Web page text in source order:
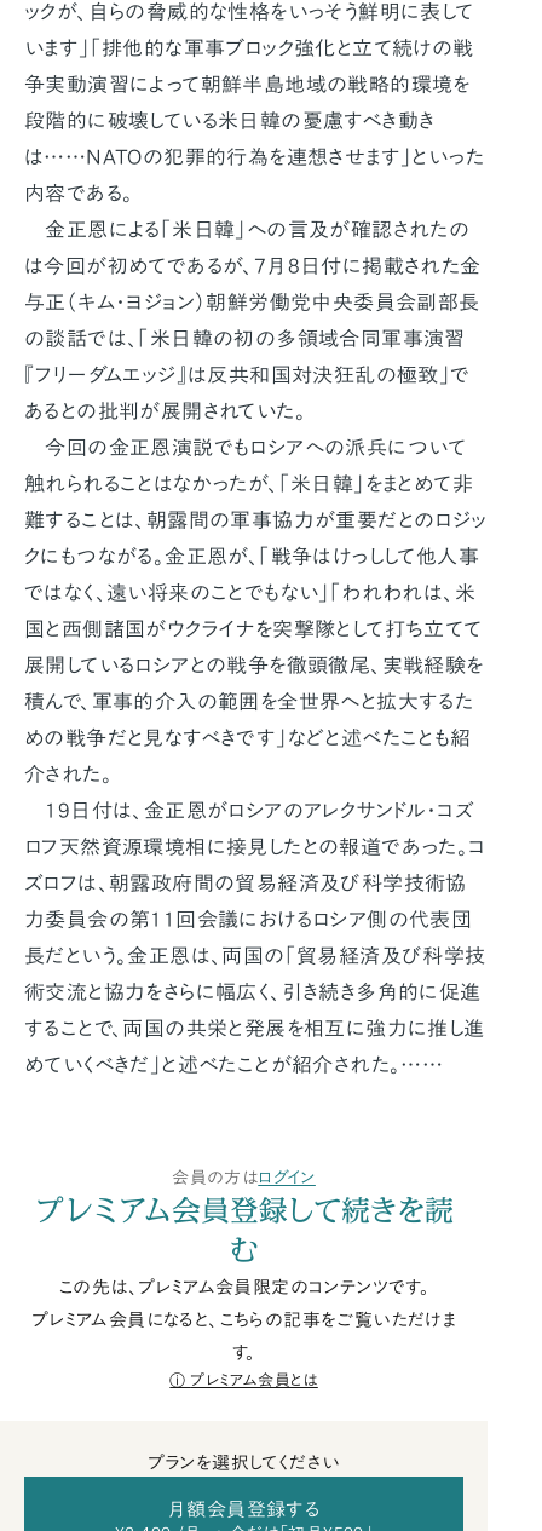
ックが、自らの脅威的な性格をいっそう鮮明に表して
います」「排他的な軍事ブロック強化と立て続けの戦
争実動演習によって朝鮮半島地域の戦略的環境を
段階的に破壊している米日韓の憂慮すべき動き
は……NATOの犯罪的行為を連想させます」といった
内容である。
金正恩による「米日韓」への言及が確認されたの
は今回が初めてであるが、7月8日付に掲載された金
与正（キム・ヨジョン）朝鮮労働党中央委員会副部長
の談話では、「米日韓の初の多領域合同軍事演習
『フリーダムエッジ』は反共和国対決狂乱の極致」で
あるとの批判が展開されていた。
今回の金正恩演説でもロシアへの派兵について
触れられることはなかったが、「米日韓」をまとめて非
難することは、朝露間の軍事協力が重要だとのロジッ
クにもつながる。金正恩が、「戦争はけっしして他人事
ではなく、遠い将来のことでもない」「われわれは、米
国と西側諸国がウクライナを突撃隊として打ち立てて
展開しているロシアとの戦争を徹頭徹尾、実戦経験を
積んで、軍事的介入の範囲を全世界へと拡大するた
めの戦争だと見なすべきです」などと述べたことも紹
介された。
19日付は、金正恩がロシアのアレクサンドル・コズ
ロフ天然資源環境相に接見したとの報道であった。コ
ズロフは、朝露政府間の貿易経済及び科学技術協
力委員会の第11回会議におけるロシア側の代表団
長だという。金正恩は、両国の「貿易経済及び科学技
術交流と協力をさらに幅広く、引き続き多角的に促進
することで、両国の共栄と発展を相互に強力に推し進
めていくべきだ」と述べたことが紹介された。……
会員の方はログイン
プレミアム会員登録して続きを読
む
この先は、プレミアム会員限定のコンテンツです。
プレミアム会員になると、こちらの記事をご覧いただけま
す。
プレミアム会員とは
プランを選択してください
月額会員登録する